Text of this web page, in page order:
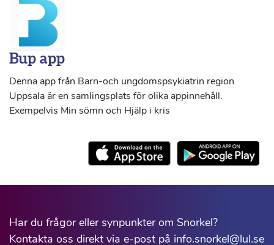
Bup app
Denna app från Barn-och ungdomspsykiatrin region
Uppsala är en samlingsplats för olika appinnehåll.
Exempelvis Min sömn och Hjälp i kris
Har du frågor eller synpunkter om Snorkel?
Kontakta oss direkt via e-post på info.snorkel@lul.se